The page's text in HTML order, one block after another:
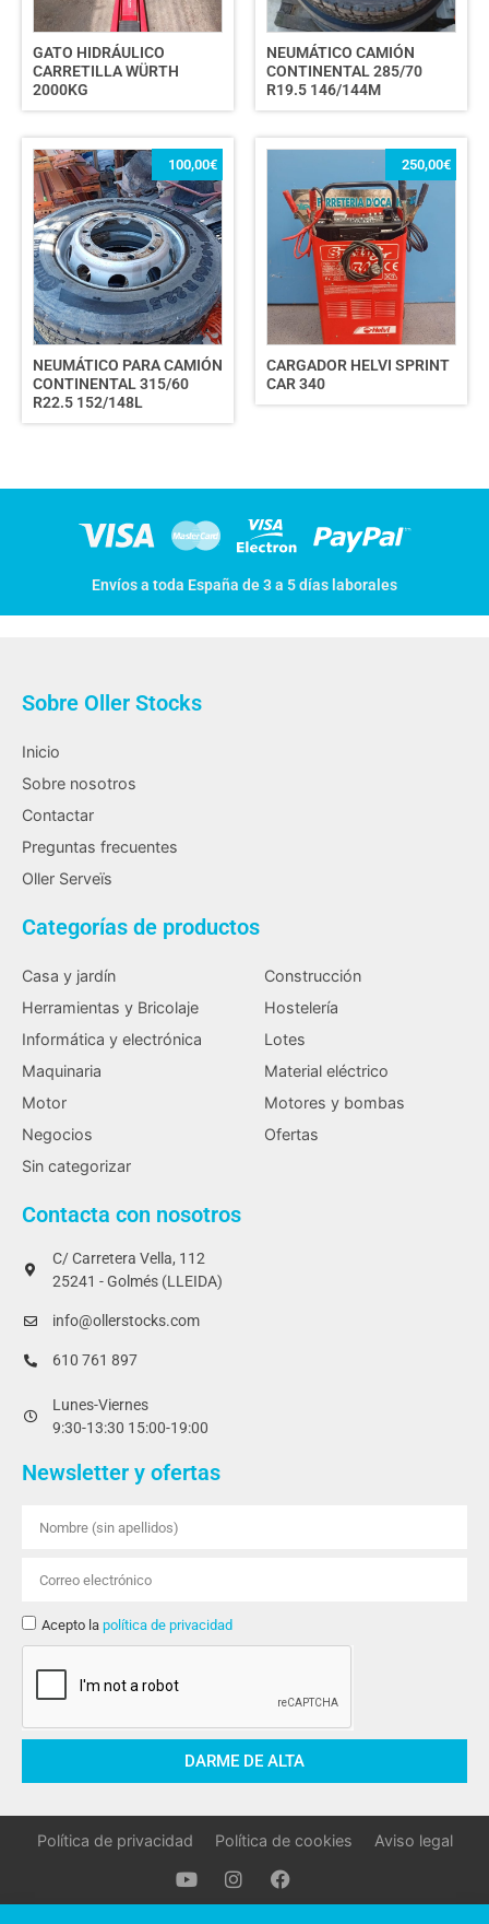
GATO HIDRÁULICO
CARRETILLA WÜRTH
2000KG
NEUMÁTICO CAMIÓN
CONTINENTAL 285/70
R19.5 146/144M
NEUMÁTICO PARA CAMIÓN
CONTINENTAL 315/60
R22.5 152/148L
100,00€
CARGADOR HELVI SPRINT
CAR 340
250,00€
Envíos a toda España de 3 a 5 días laborales
Sobre Oller Stocks
Inicio
Sobre nosotros
Contactar
Preguntas frecuentes
Oller Serveïs
Categorías de productos
Casa y jardín
Construcción
Herramientas y Bricolaje
Hostelería
Informática y electrónica
Lotes
Maquinaria
Material eléctrico
Motor
Motores y bombas
Negocios
Ofertas
Sin categorizar
Contacta con nosotros
C/ Carretera Vella, 112
25241 - Golmés (LLEIDA)
info@ollerstocks.com
610 761 897
Lunes-Viernes
9:30-13:30 15:00-19:00
Newsletter y ofertas
Acepto la política de privacidad
DARME DE ALTA
Política de privacidad Política de cookies Aviso legal